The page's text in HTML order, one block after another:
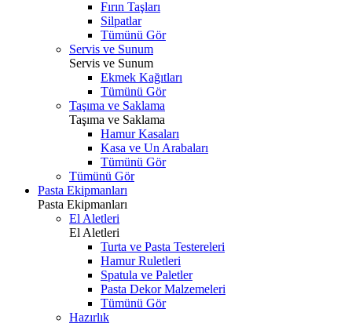
Fırın Taşları
Silpatlar
Tümünü Gör
Servis ve Sunum
Servis ve Sunum
Ekmek Kağıtları
Tümünü Gör
Taşıma ve Saklama
Taşıma ve Saklama
Hamur Kasaları
Kasa ve Un Arabaları
Tümünü Gör
Tümünü Gör
Pasta Ekipmanları
Pasta Ekipmanları
El Aletleri
El Aletleri
Turta ve Pasta Testereleri
Hamur Ruletleri
Spatula ve Paletler
Pasta Dekor Malzemeleri
Tümünü Gör
Hazırlık